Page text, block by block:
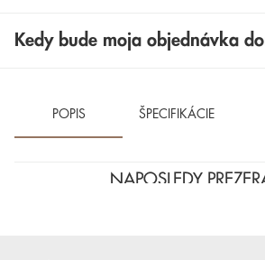
Kedy bude moja objednávka
POPIS ŠPECIFIKÁCIE
NAPOSLEDY